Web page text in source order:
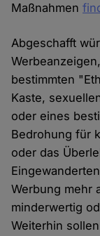
Maßnahmen
Abgeschafft
bestimmten
Kaste,
oder eines
Bedrohung für
oder das
Werbung mehr
minderwertig
Weiterhin